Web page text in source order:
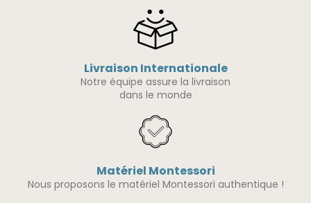
Livraison Internationale
Notre équipe assure la livraison
dans le monde
Matériel Montessori
Nous proposons le matériel Montessori authentique !